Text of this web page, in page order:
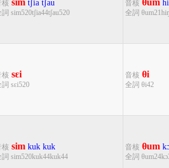
核 sim tʃia tʃau
sim520tʃia44tʃau520
音核 θum
全詞
核 sɛi
sɛi520
音核 θi
全詞 θi42
核 sim kuk kuk
詞 sim520kuk44kuk44
音核 θum
全詞